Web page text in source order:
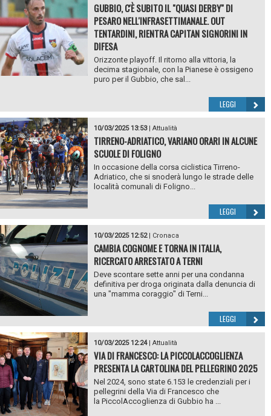
GUBBIO, C'È SUBITO IL "QUASI DERBY" DI
PESARO NELL'INFRASETTIMANALE. OUT
TENTARDINI, RIENTRA CAPITAN SIGNORINI IN
DIFESA
Orizzonte playoff. Il ritorno alla vittoria, la
decima stagionale, con la Pianese è ossigeno
puro per il Gubbio, che sal...
LEGGI
10/03/2025 13:53| Attualità
TIRRENO-ADRIATICO, VARIANO ORARI IN ALCUNE
SCUOLE DI FOLIGNO
In occasione della corsa ciclistica Tirreno-
Adriatico, che si snoderà lungo le strade delle
località comunali di Foligno...
LEGGI
10/03/2025 12:52| Cronaca
CAMBIA COGNOME E TORNA IN ITALIA,
RICERCATO ARRESTATO A TERNI
Deve scontare sette anni per una condanna
definitiva per droga originata dalla denuncia di
una "mamma coraggio" di Terni...
LEGGI
10/03/2025 12:24| Attualità
VIA DI FRANCESCO: LA PICCOLACCOGLIENZA
PRESENTA LA CARTOLINA DEL PELLEGRINO 2025
Nel 2024, sono state 6.153 le credenziali per i
pellegrini della Via di Francesco che
la PiccolAccoglienza di Gubbio ha ...